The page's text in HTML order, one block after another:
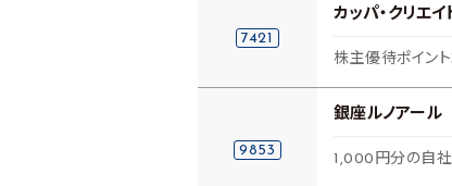
7421
カッパ・クリエイ
株主優待ポイン
9853
銀座ルノアール
1,000円分の自